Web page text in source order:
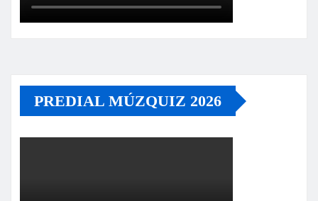
PREDIAL MÚZQUIZ 2026